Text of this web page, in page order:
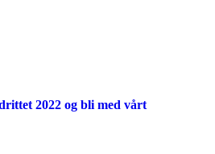
2022 og bli med vårt